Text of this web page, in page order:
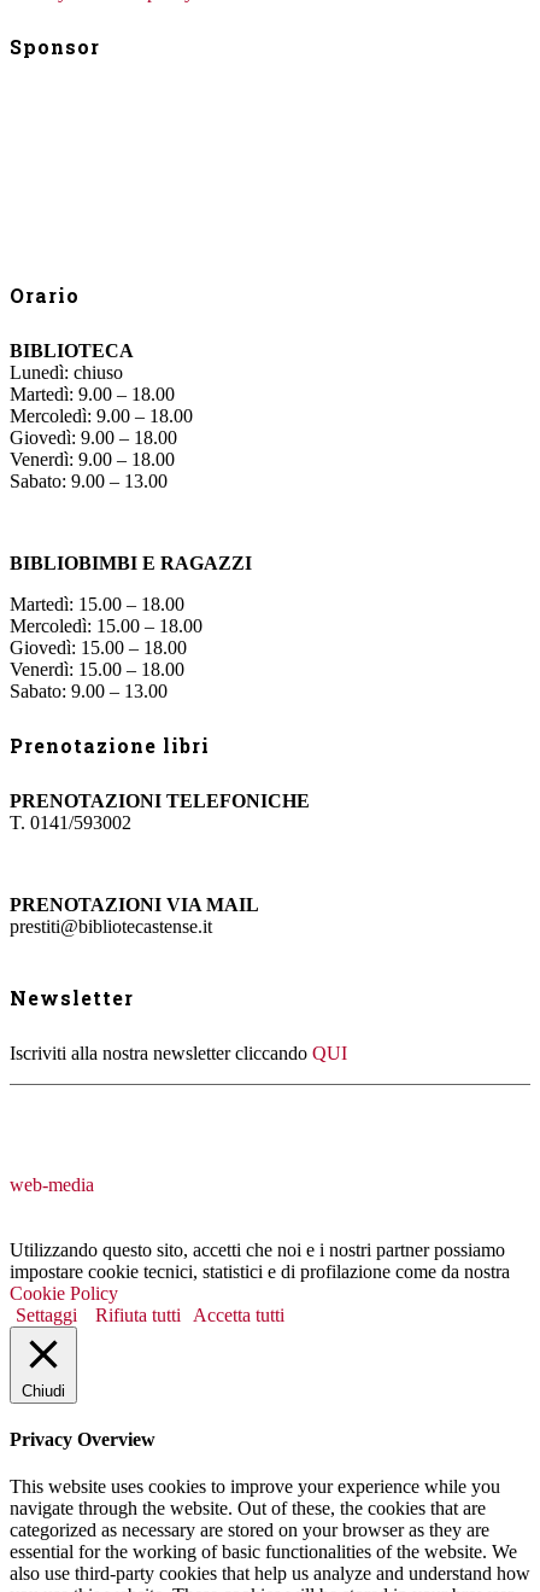
Sponsor
Orario
BIBLIOTECA
Lunedì: chiuso
Martedì: 9.00 – 18.00
Mercoledì: 9.00 – 18.00
Giovedì: 9.00 – 18.00
Venerdì: 9.00 – 18.00
Sabato: 9.00 – 13.00
BIBLIOBIMBI E RAGAZZI
Martedì: 15.00 – 18.00
Mercoledì: 15.00 – 18.00
Giovedì: 15.00 – 18.00
Venerdì: 15.00 – 18.00
Sabato: 9.00 – 13.00
Prenotazione libri
PRENOTAZIONI TELEFONICHE
T. 0141/593002
PRENOTAZIONI VIA MAIL
prestiti@bibliotecastense.it
Newsletter
Iscriviti alla nostra newsletter cliccando QUI
web-media
Utilizzando questo sito, accetti che noi e i nostri partner possiamo
impostare cookie tecnici, statistici e di profilazione come da nostra
Cookie Policy
Settaggi
Rifiuta tutti Accetta tutti
Chiudi
Privacy Overview
This website uses cookies to improve your experience while you
navigate through the website. Out of these, the cookies that are
categorized as necessary are stored on your browser as they are
essential for the working of basic functionalities of the website. We
also use third-party cookies that help us analyze and understand how